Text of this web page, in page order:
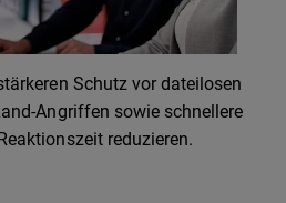
Schutz vor dateilosen
Angriffen sowie schnellere
reduzieren.